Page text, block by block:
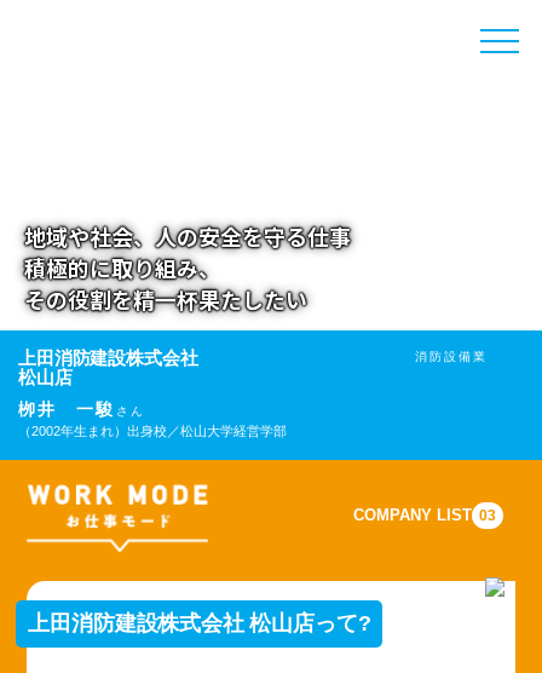
toggle
地域や社会、人の安全を守る仕事
積極的に取り組み、
その役割を精一杯果たしたい
消防設備業
上田消防建設株式会社
松山店
栁井 一駿 さん
（2002年生まれ） 出身校／松山大学経営学部
COMPANY LIST 03
上田消防建設株式会社 松山店って?